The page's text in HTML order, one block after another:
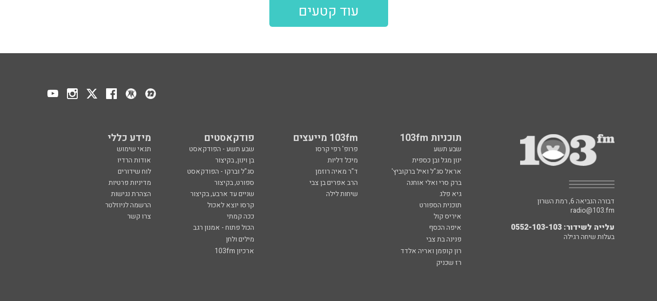
עוד קטעים
תוכניות 103fm 103fm מייעצים פודקאסטים מידע כללי
שבע תשע פרופ' רפי קרסו שבע תשע - הפודקאסט
תנאי שימוש
ינון מגל ובן כספית
מיכל דליות בן וינון, בקיצור
אודות הרדיו
אראל סג"ל ואיל ברקוביץ'
ד"ר מאיה רוזמן סג"ל וברקו - הפודקאסט
לוח שידורים
ברק סרי ואלי אוחנה
הרב אפרים בן צבי ספורט, בקיצור
מדיניות פרטיות
גיא פלג
שיחות לילה שניים עד ארבע, בקיצור
הצהרת נגישות
תוכנית הספורט
קרסו יוצא לאכול
הרשמה לניוזלטר
איריס קול
ככה קמתי
צרו קשר
איפה הכסף
הכול פתוח - אמנון רגב
פנינה בת צבי
מילים ולחן
רון קופמן ואריה אלדד
ארכיון 103fm
רז שכניק
דבורה הנביאה 6, רמת השרון
radio@103.fm
עלייה לשידור: 0552-103-103
בעלות שיחה רגילה